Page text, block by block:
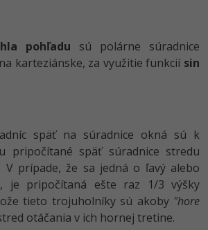
bezpečnost
podpis
pohľadu sú polárne súradnice
karteziánske, za využitie funkcií sin
späť na súradnice okná sú k
pripočítané späť súradnice stredu
V prípade, že sa jedná o ľavý alebo
je pripočítaná ešte raz 1/3 výšky
tieto trojuholníky sú akoby "hore
otáčania v ich hornej tretine.